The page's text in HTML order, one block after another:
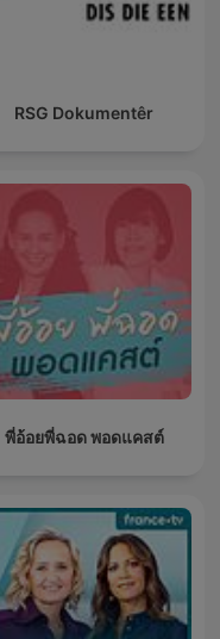
RSG Dokumentêr
พี่อ้อยพี่ฉอด พอดแคสต์